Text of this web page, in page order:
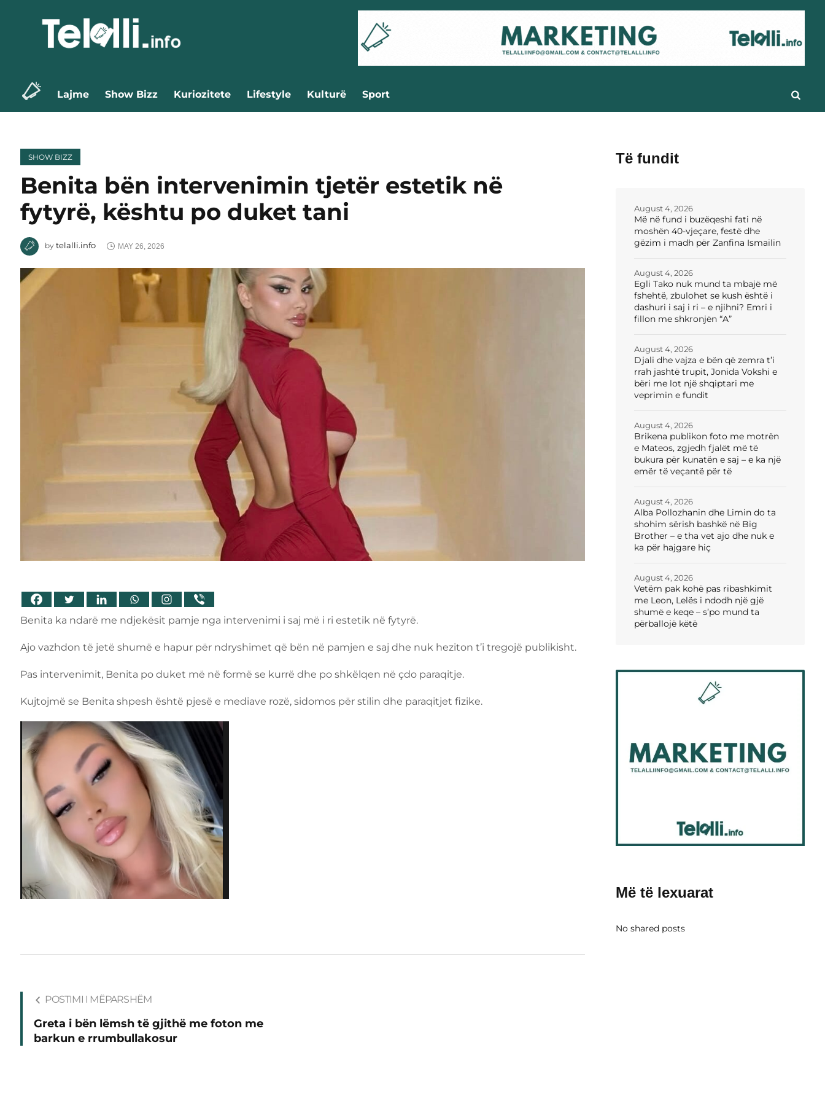
Lajme Show Bizz Kuriozitete Lifestyle Kulturë Sport
SHOW BIZZ
Benita bën intervenimin tjetër estetik në
fytyrë, kështu po duket tani
bytelalli.info MAY 26, 2026
Benita ka ndarë me ndjekësit pamje nga intervenimi i saj më i ri estetik në fytyrë.
Ajo vazhdon të jetë shumë e hapur për ndryshimet që bën në pamjen e saj dhe nuk heziton t’i tregojë publikisht.
Pas intervenimit, Benita po duket më në formë se kurrë dhe po shkëlqen në çdo paraqitje.
Kujtojmë se Benita shpesh është pjesë e mediave rozë, sidomos për stilin dhe paraqitjet fizike.
POSTIMI I MËPARSHËM
Greta i bën lëmsh të gjithë me foton me
barkun e rrumbullakosur
Të fundit
Më në fund i buzëqeshi fati në
moshën 40-vjeçare, festë dhe
gëzim i madh për Zanfina Ismailin
August 4, 2026
Egli Tako nuk mund ta mbajë më
fshehtë, zbulohet se kush është i
dashuri i saj i ri – e njihni? Emri i
fillon me shkronjën “A”
August 4, 2026
Djali dhe vajza e bën që zemra t’i
rrah jashtë trupit, Jonida Vokshi e
bëri me lot një shqiptari me
veprimin e fundit
August 4, 2026
Brikena publikon foto me motrën
e Mateos, zgjedh fjalët më të
bukura për kunatën e saj – e ka një
emër të veçantë për të
August 4, 2026
Alba Pollozhanin dhe Limin do ta
shohim sërish bashkë në Big
Brother – e tha vet ajo dhe nuk e
ka për hajgare hiç
August 4, 2026
Vetëm pak kohë pas ribashkimit
me Leon, Lelës i ndodh një gjë
shumë e keqe – s’po mund ta
përballojë këtë
August 4, 2026
Më të lexuarat
No shared posts